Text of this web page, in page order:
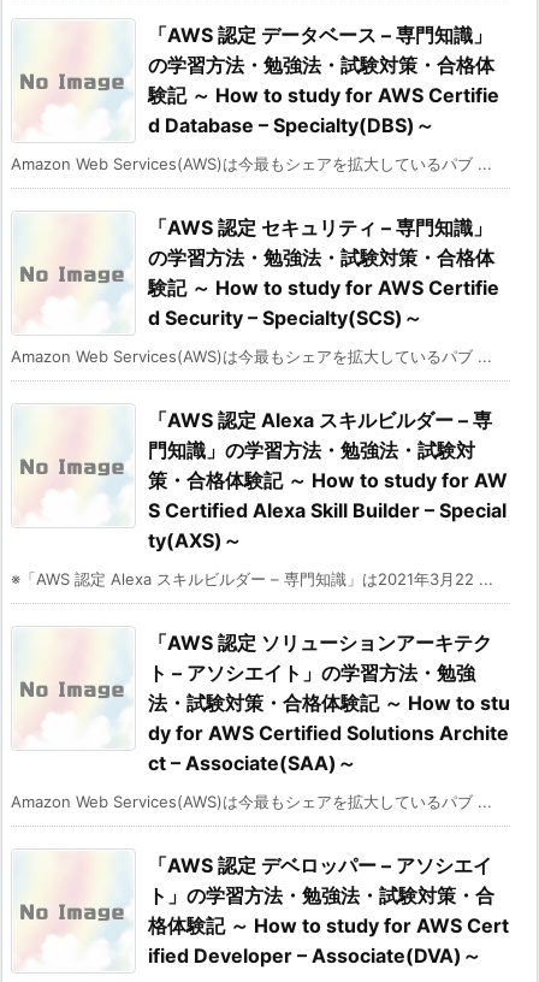
「AWS 認定 データベース – 専門知識」
の学習方法・勉強法・試験対策・合格体
験記 ～ How to study for AWS Certifie
d Database – Specialty(DBS)～
Amazon Web Services(AWS)は今最もシェアを拡大しているパブ ...
「AWS 認定 セキュリティ – 専門知識」
の学習方法・勉強法・試験対策・合格体
験記 ～ How to study for AWS Certifie
d Security – Specialty(SCS)～
Amazon Web Services(AWS)は今最もシェアを拡大しているパブ ...
「AWS 認定 Alexa スキルビルダー – 専
門知識」の学習方法・勉強法・試験対
策・合格体験記 ～ How to study for AW
S Certified Alexa Skill Builder – Special
ty(AXS)～
※「AWS 認定 Alexa スキルビルダー – 専門知識」は2021年3月22 ...
「AWS 認定 ソリューションアーキテク
ト – アソシエイト」の学習方法・勉強
法・試験対策・合格体験記 ～ How to stu
dy for AWS Certified Solutions Archite
ct – Associate(SAA)～
Amazon Web Services(AWS)は今最もシェアを拡大しているパブ ...
「AWS 認定 デベロッパー – アソシエイ
ト」の学習方法・勉強法・試験対策・合
格体験記 ～ How to study for AWS Cert
ified Developer – Associate(DVA)～